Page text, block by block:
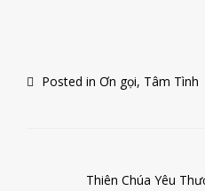
Posted in Ơn gọi, Tâm Tình
Thiên Chúa Yêu